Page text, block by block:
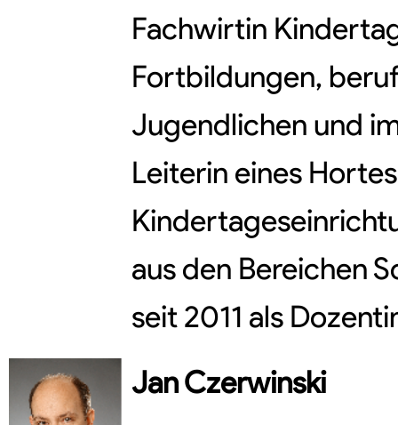
Fachwirtin
Fortbildungen,
Jugendlichen und
Leiterin eines
aus den Bereichen
seit 2011 als
JanCzerwinski